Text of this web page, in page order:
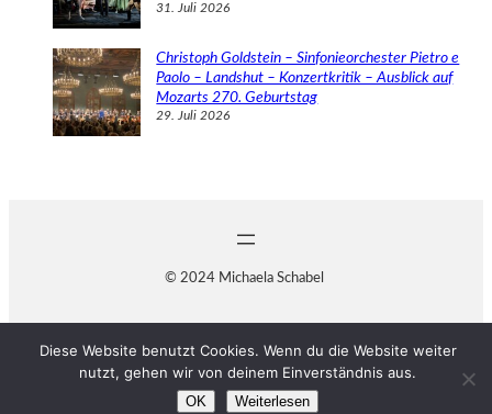
31. Juli 2026
Christoph Goldstein – Sinfonieorchester Pietro e
Paolo – Landshut – Konzertkritik – Ausblick auf
Mozarts 270. Geburtstag
29. Juli 2026
© 2024 Michaela Schabel
Diese Website benutzt Cookies. Wenn du die Website weiter
nutzt, gehen wir von deinem Einverständnis aus.
OK Weiterlesen